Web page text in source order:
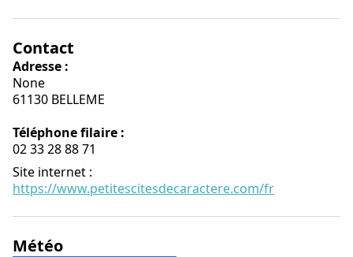
Contact
Adresse :
None
61130 BELLEME
Téléphone filaire :
02 33 28 88 71
Site internet :
https://www.petitescitesdecaractere.com/fr
Météo